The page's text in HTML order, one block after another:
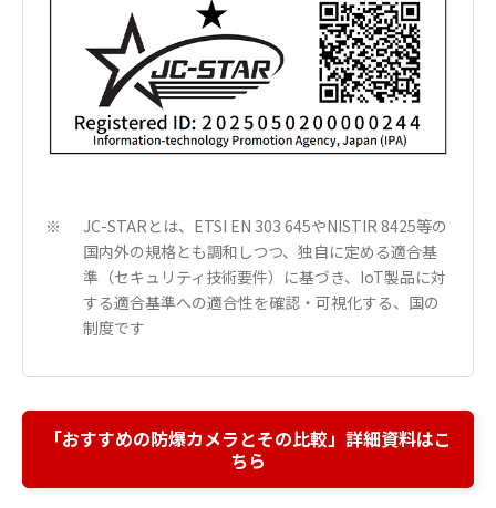
※
JC-STARとは、ETSI EN 303 645やNISTIR 8425等の
国内外の規格とも調和しつつ、独自に定める適合基
準（セキュリティ技術要件）に基づき、IoT製品に対
する適合基準への適合性を確認・可視化する、国の
制度です
「おすすめの防爆カメラとその比較」詳細資料はこ
ちら